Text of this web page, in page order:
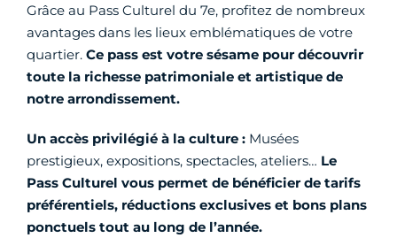
Grâce au Pass Culturel du 7e, profitez de nombreux
avantages dans les lieux emblématiques de votre
quartier. Ce pass est votre sésame pour découvrir
toute la richesse patrimoniale et artistique de
notre arrondissement.
Un accès privilégié à la culture : Musées
prestigieux, expositions, spectacles, ateliers… Le
Pass Culturel vous permet de bénéficier de tarifs
préférentiels, réductions exclusives et bons plans
ponctuels tout au long de l’année.